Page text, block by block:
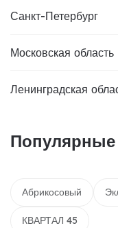
Санкт-Петербург
Московская область
Ленинградская
Абрикосовый
КВАРТАЛ 45